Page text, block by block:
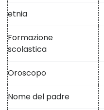
etnia
Formazione
scolastica
Oroscopo
Nome del padre